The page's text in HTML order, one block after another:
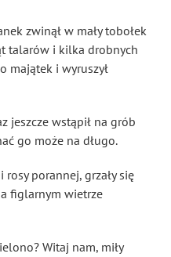
zwinął w mały tobołek
talarów i kilka drobnych
majątek i wyruszył
jeszcze wstąpił na grób
go może na długo.
porannej, grzały się
figlarnym wietrze
Witaj nam, miły